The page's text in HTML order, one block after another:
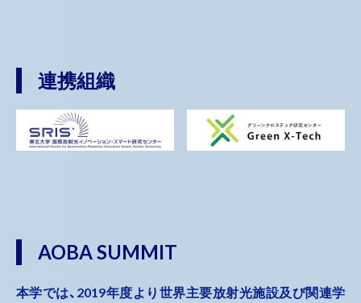
連携組織
AOBA SUMMIT
本学では、2019年度より世界主要放射光施設及び関連学